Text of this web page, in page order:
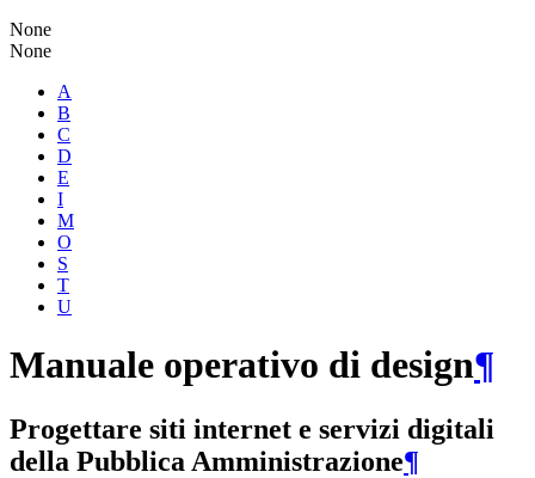
None
None
A
B
C
D
E
I
M
O
S
T
U
Manuale operativo di design¶
Progettare siti internet e servizi digitali
della Pubblica Amministrazione¶